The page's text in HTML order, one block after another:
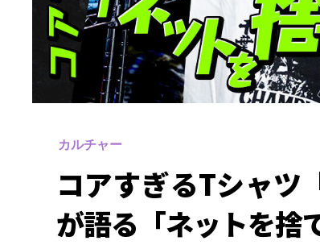
カルチャー
コアすぎるTシャツ
が語る「ネットを捨